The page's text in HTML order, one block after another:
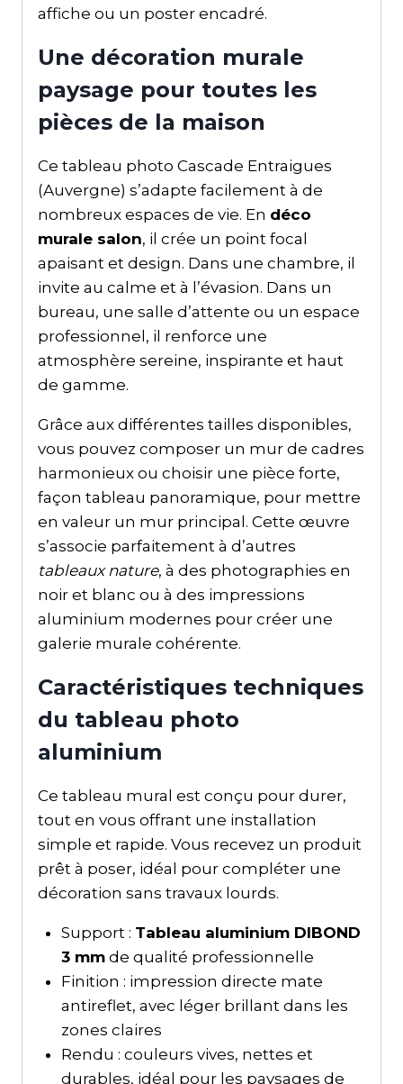
affiche ou un poster encadré.
Une décoration murale
paysage pour toutes les
pièces de la maison
Ce tableau photo Cascade Entraigues
(Auvergne) s’adapte facilement à de
nombreux espaces de vie. En déco
murale salon, il crée un point focal
apaisant et design. Dans une chambre, il
invite au calme et à l’évasion. Dans un
bureau, une salle d’attente ou un espace
professionnel, il renforce une
atmosphère sereine, inspirante et haut
de gamme.
Grâce aux différentes tailles disponibles,
vous pouvez composer un mur de cadres
harmonieux ou choisir une pièce forte,
façon tableau panoramique, pour mettre
en valeur un mur principal. Cette œuvre
s’associe parfaitement à d’autres
tableaux nature, à des photographies en
noir et blanc ou à des impressions
aluminium modernes pour créer une
galerie murale cohérente.
Caractéristiques techniques
du tableau photo
aluminium
Ce tableau mural est conçu pour durer,
tout en vous offrant une installation
simple et rapide. Vous recevez un produit
prêt à poser, idéal pour compléter une
décoration sans travaux lourds.
Support : Tableau aluminium DIBOND
3 mmde qualité professionnelle
Finition : impression directe mate
antireflet, avec léger brillant dans les
zones claires
Rendu : couleurs vives, nettes et
durables, idéal pour les paysages de